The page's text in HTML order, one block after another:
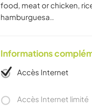
food, meat or chicken,
hamburguesa..
Informations
Accès Internet
Accès Internet limité